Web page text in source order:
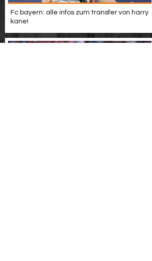
Fc bayern: alle infos zum transfer von harry
kane!